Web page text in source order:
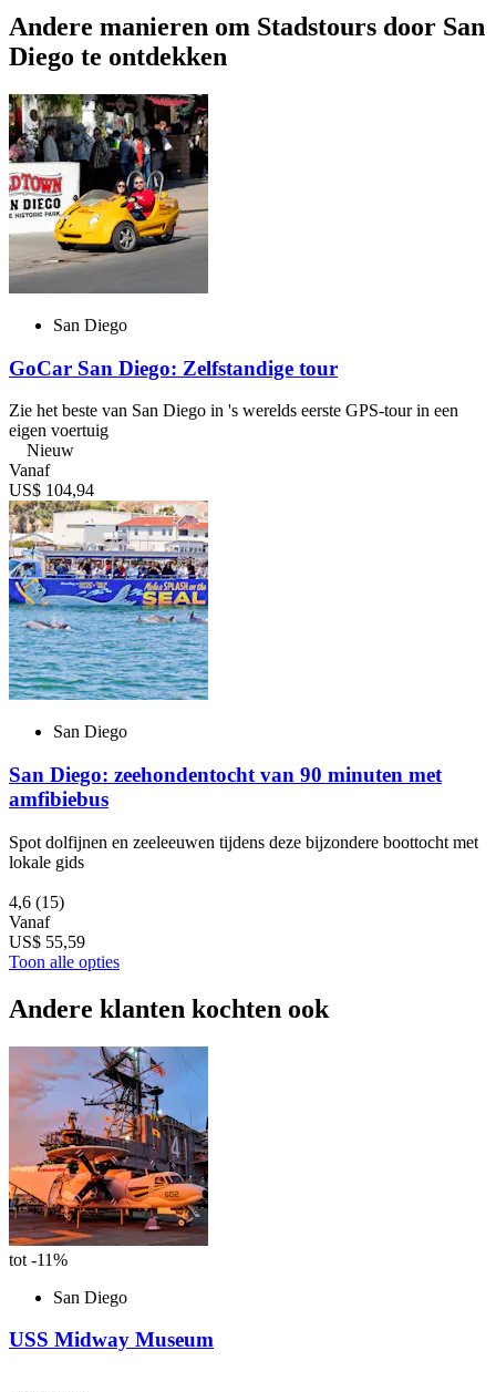
Andere manieren om Stadstours door San
Diego te ontdekken
San Diego
GoCar San Diego: Zelfstandige tour
Zie het beste van San Diego in 's werelds eerste GPS-tour in een
eigen voertuig
Nieuw
Vanaf
US$ 104,94
San Diego
San Diego: zeehondentocht van 90 minuten met
amfibiebus
Spot dolfijnen en zeeleeuwen tijdens deze bijzondere boottocht met
lokale gids
4,6 (15)
Vanaf
US$ 55,59
Toon alle opties
Andere klanten kochten ook
tot -11%
San Diego
USS Midway Museum